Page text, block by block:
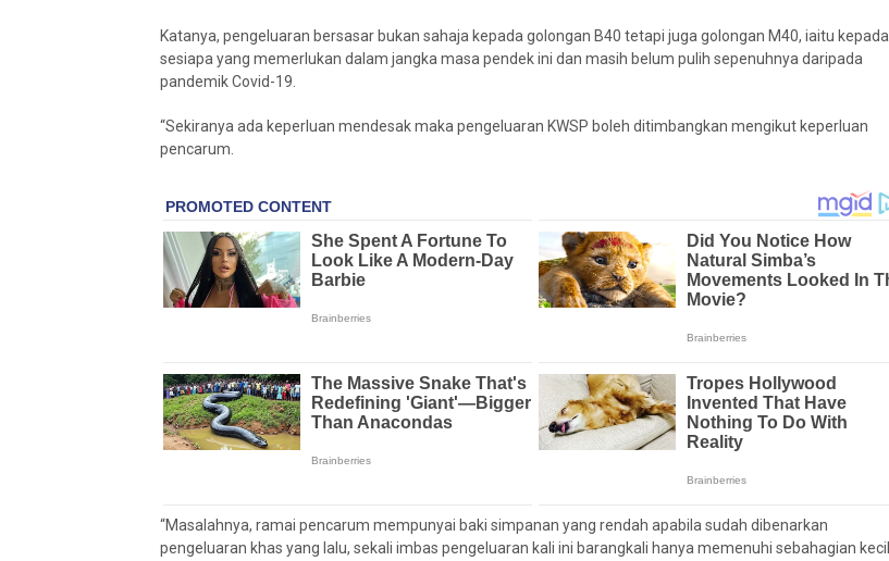
Katanya, pengeluaran bersasar bukan sahaja kepada golongan B40 tetapi juga golongan M40, iaitu kepada
sesiapa yang memerlukan dalam jangka masa pendek ini dan masih belum pulih sepenuhnya daripada
pandemik Covid-19.
“Sekiranya ada keperluan mendesak maka pengeluaran KWSP boleh ditimbangkan mengikut keperluan
pencarum.
“Masalahnya, ramai pencarum mempunyai baki simpanan yang rendah apabila sudah dibenarkan
pengeluaran khas yang lalu, sekali imbas pengeluaran kali ini barangkali hanya memenuhi sebahagian kecil